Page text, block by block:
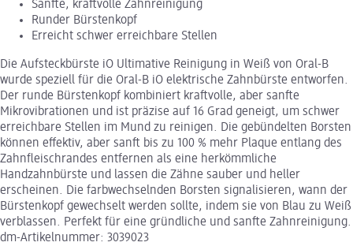
Sanfte, kraftvolle Zahnreinigung
Runder Bürstenkopf
Erreicht schwer erreichbare Stellen
Die Aufsteckbürste iO Ultimative Reinigung in Weiß von Oral-B
wurde speziell für die Oral-B iO elektrische Zahnbürste entworfen.
Der runde Bürstenkopf kombiniert kraftvolle, aber sanfte
Mikrovibrationen und ist präzise auf 16 Grad geneigt, um schwer
erreichbare Stellen im Mund zu reinigen. Die gebündelten Borsten
können effektiv, aber sanft bis zu 100 % mehr Plaque entlang des
Zahnfleischrandes entfernen als eine herkömmliche
Handzahnbürste und lassen die Zähne sauber und heller
erscheinen. Die farbwechselnden Borsten signalisieren, wann der
Bürstenkopf gewechselt werden sollte, indem sie von Blau zu Weiß
verblassen. Perfekt für eine gründliche und sanfte Zahnreinigung.
dm-Artikelnummer: 3039023